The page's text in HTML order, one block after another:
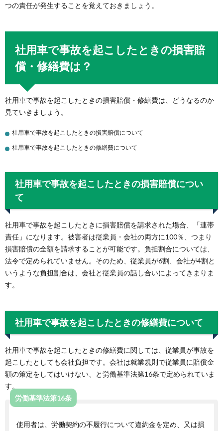
つの責任が発生することを覚えておきましょう。
社用車で事故を起こしたときの損害賠
償・修繕費は？
社用車で事故を起こしたときの損害賠償・修繕費は、どうなるのか
見ていきましょう。
社用車で事故を起こしたときの損害賠償について
社用車で事故を起こしたときの修繕費について
社用車で事故を起こしたときの損害賠償につい
て
社用車で事故を起こしたときに損害賠償を請求された場合、「連帯
責任」になります。被害者は従業員・会社の両方に100％、つまり
損害賠償の全額を請求することが可能です。負担割合については、
法令で定められていません。そのため、従業員が6割、会社が4割と
いうような負担割合は、会社と従業員の話し合いによってきまりま
す。
社用車で事故を起こしたときの修繕費について
社用車で事故を起こしたときの修繕費に関しては、従業員が事故を
起こしたとしても会社負担です。会社は就業規則で従業員に賠償金
額の策定をしてはいけない、と労働基準法第16条で定められていま
す。
労働基準法第16条
使用者は、労働契約の不履行について違約金を定め、又は損